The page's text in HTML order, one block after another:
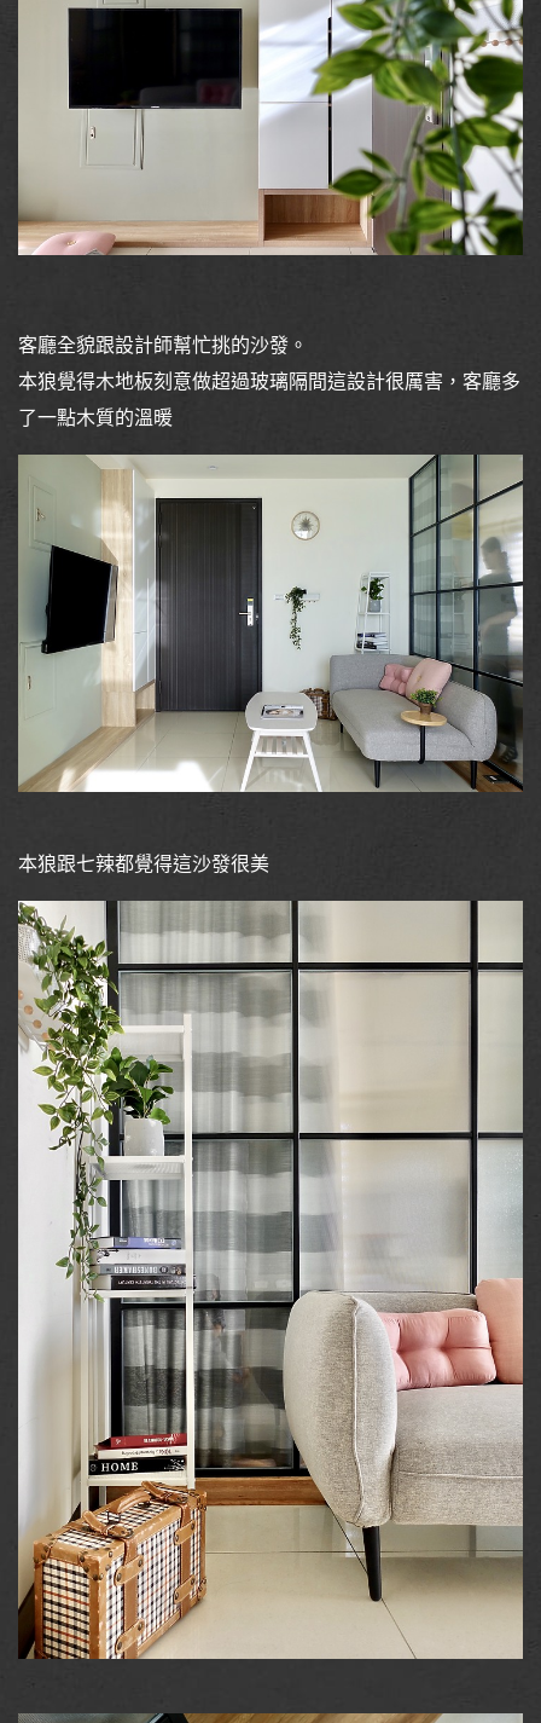
客廳全貌跟設計師幫忙挑的沙發。
本狼覺得木地板刻意做超過玻璃隔間這設計很厲害，客廳多
了一點木質的溫暖
本狼跟七辣都覺得這沙發很美